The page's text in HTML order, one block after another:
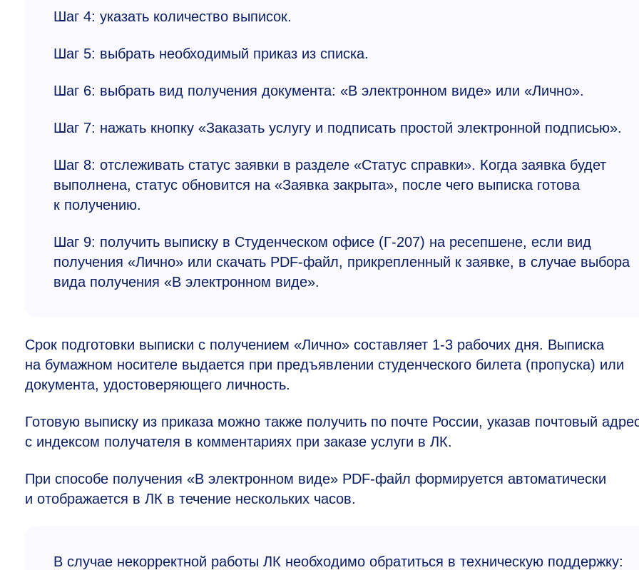
Шаг 4: указать количество выписок.
Шаг 5: выбрать необходимый приказ из списка.
Шаг 6: выбрать вид получения документа: «В электронном виде» или «Лично».
Шаг 7: нажать кнопку «Заказать услугу и подписать простой электронной подписью».
Шаг 8: отслеживать статус заявки в разделе «Статус справки». Когда заявка будет
выполнена, статус обновится на «Заявка закрыта», после чего выписка готова
к получению.
Шаг 9: получить выписку в Студенческом офисе (Г-207) на ресепшене, если вид
получения «Лично» или скачать PDF-файл, прикрепленный к заявке, в случае выбора
вида получения «В электронном виде».
Срок подготовки выписки с получением «Лично» составляет 1-3 рабочих дня. Выписка
на бумажном носителе выдается при предъявлении студенческого билета (пропуска) или
документа, удостоверяющего личность.
Готовую выписку из приказа можно также получить по почте России, указав почтовый
с индексом получателя в комментариях при заказе услуги в ЛК.
При способе получения «В электронном виде» PDF-файл формируется автоматически
и отображается в ЛК в течение нескольких часов.
В случае некорректной работы ЛК необходимо обратиться в техническую поддержку: